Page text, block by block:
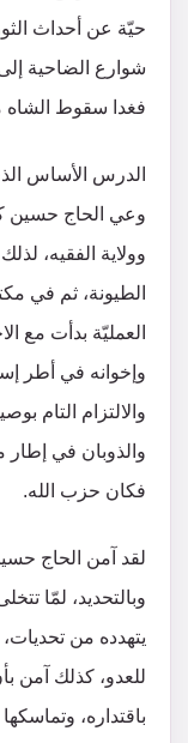
حيّة عن أحداث
شوارع الضاحية
فغدا سقوط الشاه
الدرس الأساس
وعي الحاج حسين
وولاية الفقيه،
الطيونة، ثم في
وإخوانه في أطر
والالتزام التام
والذوبان في
فكان حزب الله.
لقد آمن الحاج
وبالتحديد، لمّا
يتهدده من
للعدو، كذلك آمن
باقتداره،